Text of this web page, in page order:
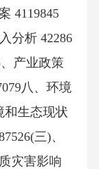
4119845
分析 42286
产业政策
八、环境
和生态现状
三)、
灾害影响